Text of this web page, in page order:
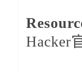
Hacker